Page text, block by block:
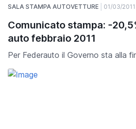
SALA STAMPA AUTOVETTURE 01/03/2011
Comunicato stampa: -
auto febbraio 2011
Per Federauto il Governo sta alla